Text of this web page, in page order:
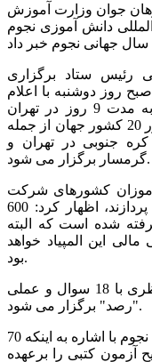
جوان وزارت آموزش
دانش آموزی نجوم
رئیس ستاد برگزاری
روز دوشنبه با اعلام
اینکه المپیاد جهانی نجوم از 25 مهرماه به مدت 9 روز در تهران
برگزار می شود، افزود: این المپیاد با حضور 20 کشور جهان از جمله
کره جنوبی در تهران و
گرمسار برگزار می‌ شود.
5 نفره از دانش‌آموزان کشورهای شرکت
کننده در این المپیاد با هم به رقابت می پردازند، اظهار کرد: 600
شده است که البته
این المپیاد خواهد
بود.
جمالی افزود: المپیاد نجوم در دو بخش نظری با 18 سوال و عملی
"رصد" برگزار می شود.
رئیس ستاد برگزاری سومین المپیاد جهانی نجوم با اشاره به اینکه 70
آزمون کتبی را برعهده